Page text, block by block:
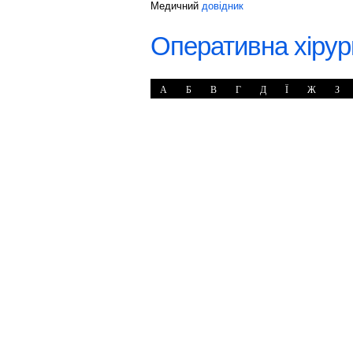
Медичнийдовідник
Оперативна
А Б В Г Д Ї Ж З